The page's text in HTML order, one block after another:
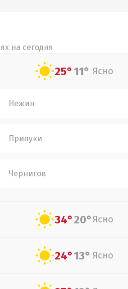
на сегодня
25°11° Ясно
Нежин
Прилуки
Чернигов
34°20°Ясно
24°13° Ясно